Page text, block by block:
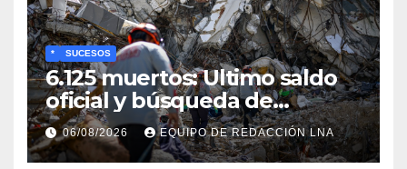
* SUCESOS
6.125 muertos: Ultimo saldo
oficial y búsqueda de
cadáveres continúa entre los
escombros
06/08/2026 EQUIPO DE REDACCIÓN LNA